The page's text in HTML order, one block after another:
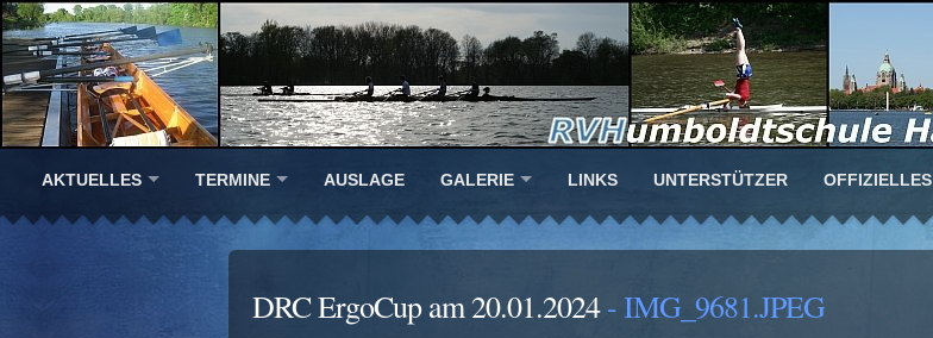
AKTUELLES TERMINE AUSLAGE GALERIE LINKS UNTERSTÜTZER OFFIZIELLES
DRC ErgoCup am 20.01.2024- IMG_9681.JPEG